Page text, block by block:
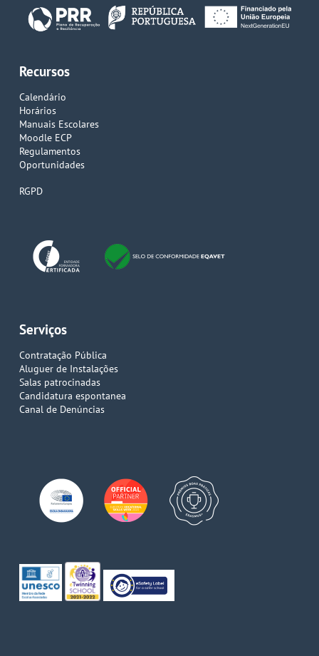
Recursos
Calendário
Horários
Manuais Escolares
Moodle ECP
Regulamentos
Oportunidades
RGPD
Serviços
Contratação Pública
Aluguer de Instalações
Salas patrocinadas
Candidatura espontanea
Canal de Denúncias